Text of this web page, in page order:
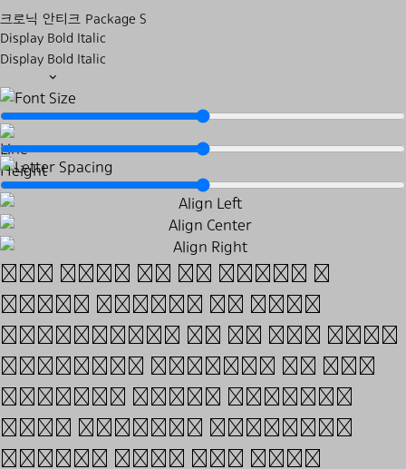
크로닉 안티크 Package S
Display Bold Italic
Display Bold Italic
Our goal is to bring a
broad aspect to what
typography is in the 21st
century. Indeed, as the
digital world becomes
more mobile, branding
passes more and more